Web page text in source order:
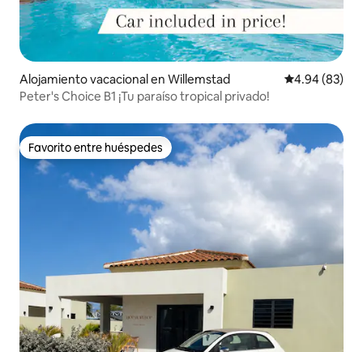
Alojamiento vacacional en Willemstad Calificación
4.94 (83)
Peter's Choice B1 ¡Tu paraíso tropical privado!
Favorito entre huéspedes
Favorito entre huéspedes